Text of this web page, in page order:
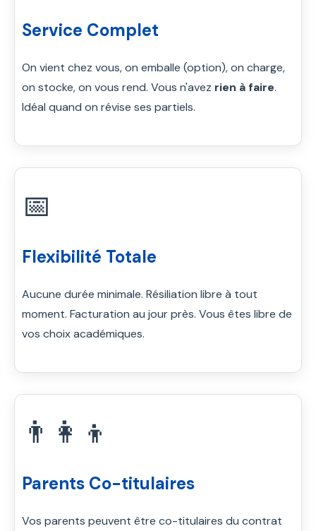
Service Complet
On vient chez vous, on emballe (option), on charge,
on stocke, on vous rend. Vous n'avez rien à faire.
Idéal quand on révise ses partiels.
📅
Flexibilité Totale
Aucune durée minimale. Résiliation libre à tout
moment. Facturation au jour près. Vous êtes libre de
vos choix académiques.
👨‍👩‍👦
Parents Co-titulaires
Vos parents peuvent être co-titulaires du contrat